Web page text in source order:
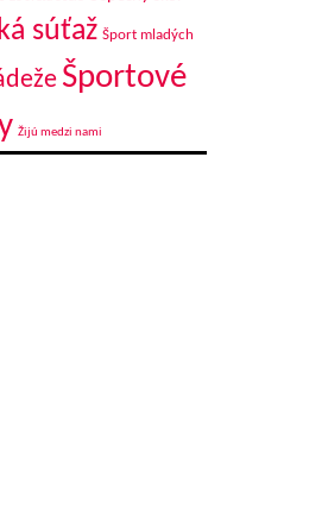
súťaž Šport mladých
Športové
Žijú medzi nami